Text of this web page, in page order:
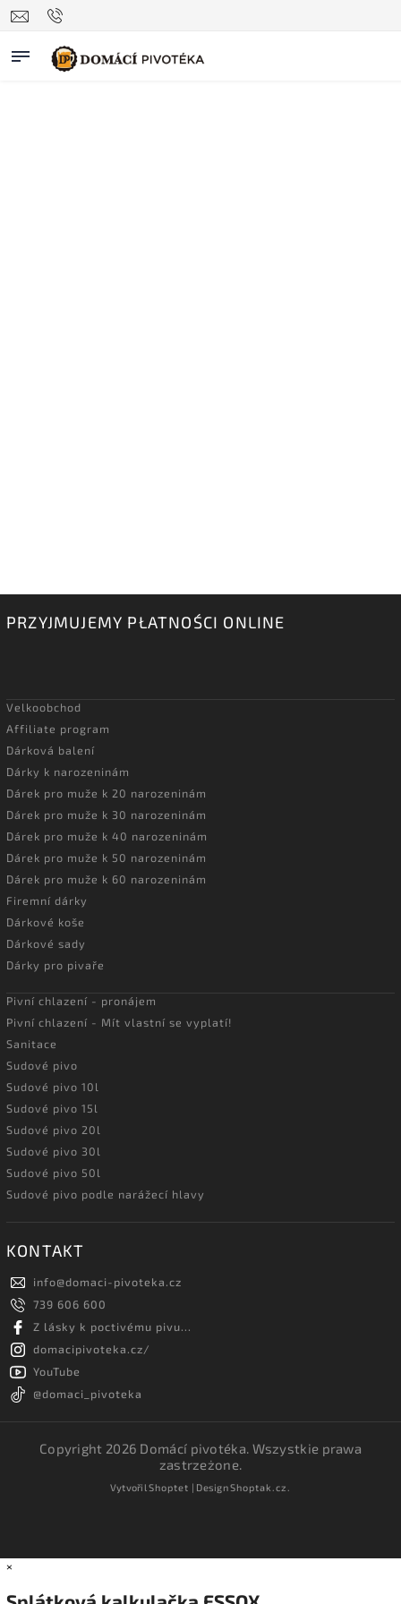
PRZYJMUJEMY PŁATNOŚCI ONLINE
Velkoobchod
Affiliate program
Dárková balení
Dárky k narozeninám
Dárek pro muže k 20 narozeninám
Dárek pro muže k 30 narozeninám
Dárek pro muže k 40 narozeninám
Dárek pro muže k 50 narozeninám
Dárek pro muže k 60 narozeninám
Firemní dárky
Dárkové koše
Dárkové sady
Dárky pro pivaře
Pivní chlazení - pronájem
Pivní chlazení - Mít vlastní se vyplatí!
Sanitace
Sudové pivo
Sudové pivo 10l
Sudové pivo 15l
Sudové pivo 20l
Sudové pivo 30l
Sudové pivo 50l
Sudové pivo podle narážecí hlavy
KONTAKT
info@domaci-pivoteka.cz
739 606 600
Z lásky k poctivému pivu...
domacipivoteka.cz/
YouTube
@domaci_pivoteka
Copyright 2026 Domácí pivotéka. Wszystkie prawa
zastrzeżone.
VytvořilShoptet | DesignShoptak.cz.
×